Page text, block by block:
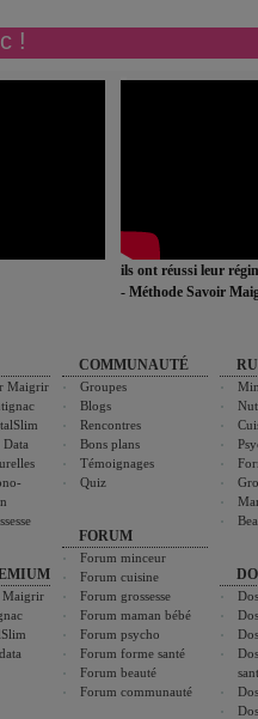
!
ils ont réussi leur
- Méthode Savoir
Maigrir
Maigrir
COMMUNAUTÉ
Groupes
Blogs
Rencontres
Bons plans
Témoignages
Quiz
FORUM
Forum minceur
Forum cuisine
Forum grossesse
Forum maman bébé
Forum psycho
Forum forme santé
Forum beauté
Forum communauté